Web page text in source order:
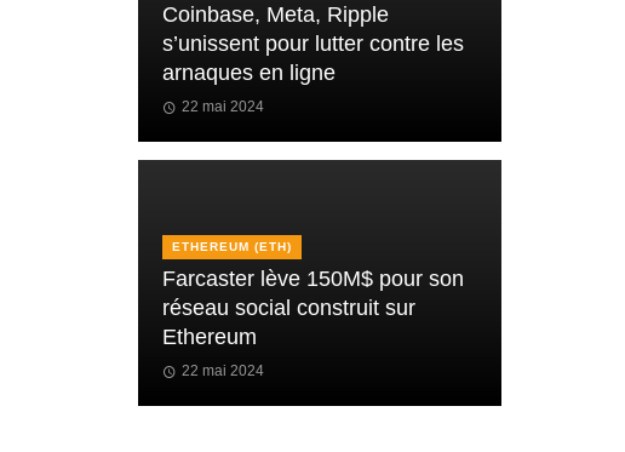
Coinbase, Meta, Ripple
s’unissent pour lutter contre les
arnaques en ligne
22 mai 2024
ETHEREUM (ETH)
Farcaster lève 150M$ pour son
réseau social construit sur
Ethereum
22 mai 2024